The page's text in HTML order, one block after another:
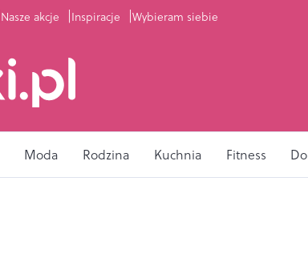
Nasze akcje Inspiracje Wybieram siebie
Moda Rodzina Kuchnia Fitness